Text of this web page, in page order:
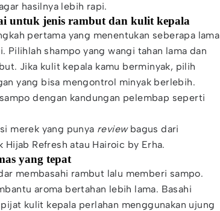
hasilnya lebih rapi.
untuk jenis rambut dan kulit kepala
pertama yang menentukan seberapa lama
Pilihlah shampo yang wangi tahan lama dan
Jika kulit kepala kamu berminyak, pilih
yang bisa mengontrol minyak berlebih.
dengan kandungan pelembap seperti
merek yang punya review bagus dari
Hijab Refresh atau Hairoic by Erha.
yang tepat
membasahi rambut lalu memberi sampo.
aroma bertahan lebih lama. Basahi
kulit kepala perlahan menggunakan ujung